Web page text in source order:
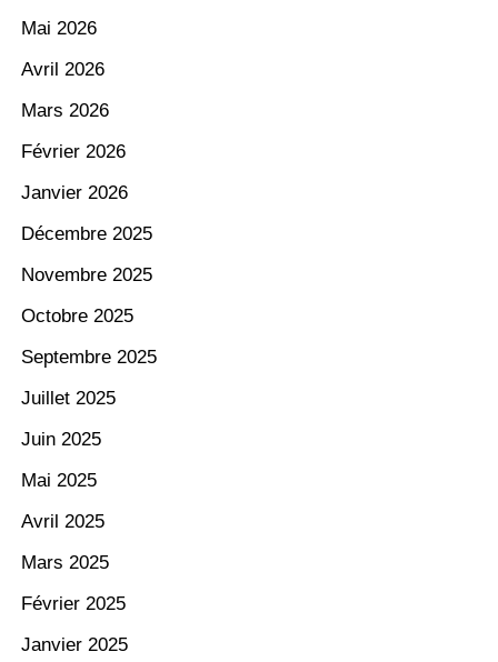
Mai 2026
Avril 2026
Mars 2026
Février 2026
Janvier 2026
Décembre 2025
Novembre 2025
Octobre 2025
Septembre 2025
Juillet 2025
Juin 2025
Mai 2025
Avril 2025
Mars 2025
Février 2025
Janvier 2025